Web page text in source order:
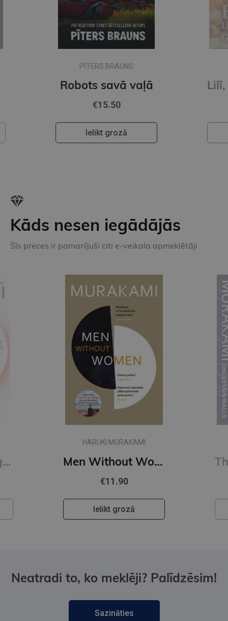
BAIBA ZĪLE
€15.50
Ielikt grozā
Kāds nesen iegādājās
Šīs preces ir pamanījuši citi e-veikala apmeklētāji
Men Without Women
HARUKI MURAKAMI
The City and Its Uncertain Walls (paperback, s)
€11.90
Ielikt grozā
Neatradi to, ko meklēji? Palīdzēsim!
Sazināties